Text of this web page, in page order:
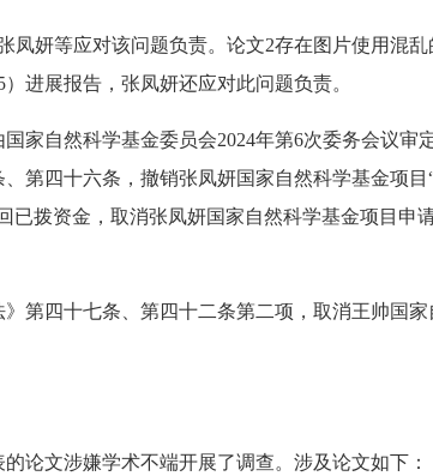
妍等应对该问题负责。论文2存在图片使用混乱
进展报告，张凤妍还应对此问题负责。
自然科学基金委员会2024年第6次委务会议审
第四十六条，撤销张凤妍国家自然科学基金项目
已拨资金，取消张凤妍国家自然科学基金项目申
四十七条、第四十二条第二项，取消王帅国家
文涉嫌学术不端开展了调查。涉及论文如下：